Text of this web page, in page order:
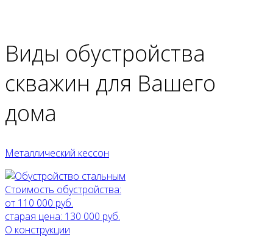
Виды обустройства
скважин для Вашего
дома
Металлический кессон
Стоимость обустройства:
от 110 000 руб.
старая цена: 130 000 руб.
О конструкции